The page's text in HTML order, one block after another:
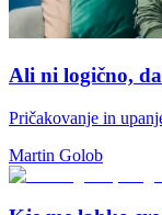
Ali ni logično,
Pričakovanje in
Martin Golob